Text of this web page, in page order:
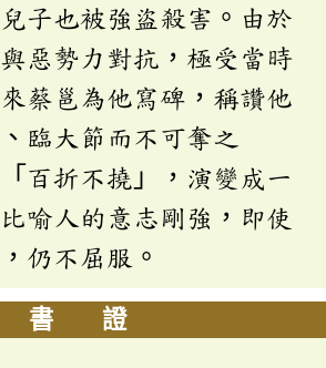
子也被強盜殺害。由於
惡勢力對抗，極受當時
蔡邕為他寫碑，稱讚他
臨大節而不可奪之
百折不撓」，演變成一
喻人的意志剛強，即使
仍不屈服。
書 證